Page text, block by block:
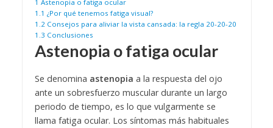
1 Astenopia o fatiga ocular
1.1 ¿Por qué tenemos fatiga visual?
1.2 Consejos para aliviar la vista cansada: la regla 20-20-20
1.3 Conclusiones
Astenopia o fatiga ocular
Se denomina astenopia a la respuesta del ojo
ante un sobresfuerzo muscular durante un largo
periodo de tiempo, es lo que vulgarmente se
llama fatiga ocular. Los síntomas más habituales